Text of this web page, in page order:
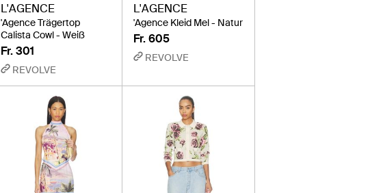
L'AGENCE
'Agence Trägertop
Calista Cowl - Weiß
Fr. 301
REVOLVE
L'AGENCE
'Agence Kleid Mel - Natur
Fr. 605
REVOLVE